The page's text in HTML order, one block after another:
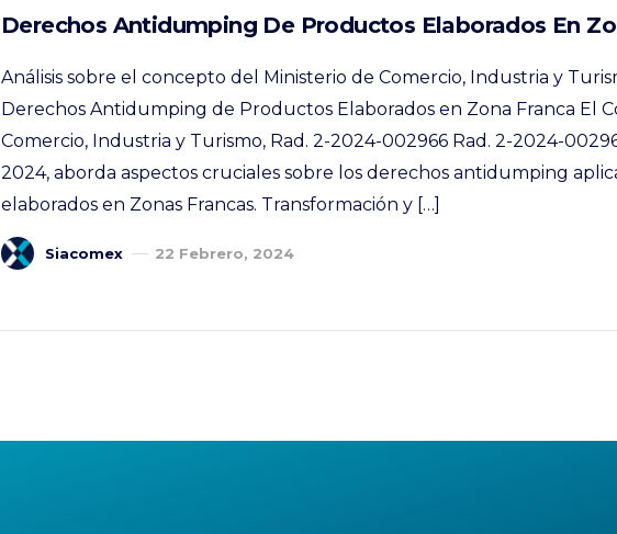
Derechos Antidumping De Productos Elaborados En
Análisis sobre el concepto del Ministerio de Comercio, Industria y
Derechos Antidumping de Productos Elaborados en Zona Franca El
Comercio, Industria y Turismo, Rad. 2-2024-002966 Rad. 2-2024-
2024, aborda aspectos cruciales sobre los derechos antidumping
elaborados en Zonas Francas. Transformación y […]
Siacomex 22 Febrero, 2024